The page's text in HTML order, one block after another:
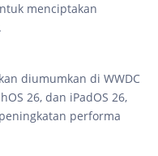
menciptakan
diumumkan di WWDC
26, dan iPadOS 26,
performa